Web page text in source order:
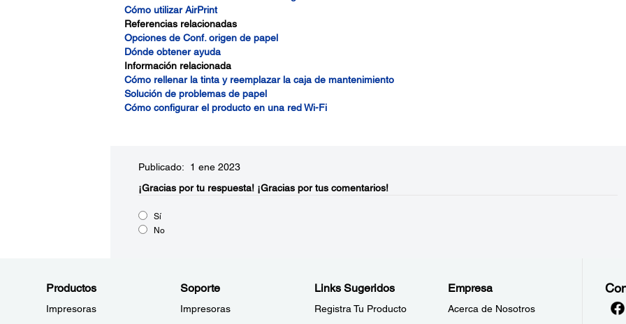
Cómo utilizar AirPrint
Referencias relacionadas
Opciones de Conf. origen de papel
Dónde obtener ayuda
Información relacionada
Cómo rellenar la tinta y reemplazar la caja de mantenimiento
Solución de problemas de papel
Cómo configurar el producto en una red Wi-Fi
Publicado: 1 ene 2023
¡Gracias por tu respuesta! ¡Gracias por tus comentarios!
Sí
No
Productos
Impresoras
Soporte
Impresoras
Links Sugeridos
Registra Tu Producto
Empresa
Acerca de Nosotros